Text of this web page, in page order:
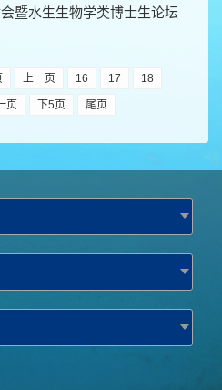
暨水生生物学类博士生论坛
上一页 16 17 18
页 下5页 尾页